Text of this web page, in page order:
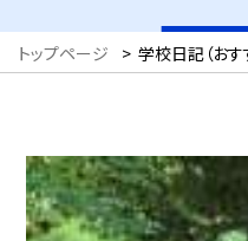
トップページ > 学校日記（おす